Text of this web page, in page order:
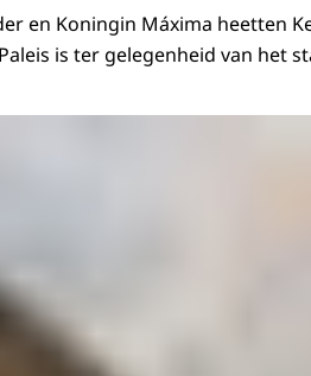
en Koningin Máxima heetten
is ter gelegenheid van het